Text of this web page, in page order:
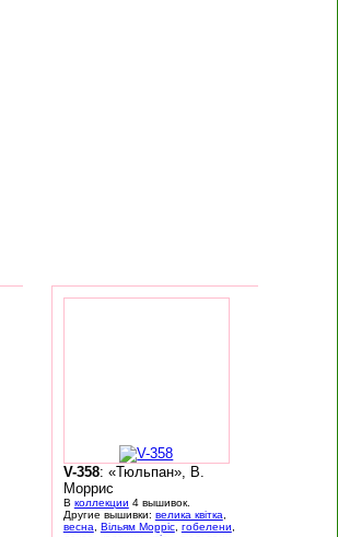
V-358: «Тюльпан», В.
Моррис
В коллекции 4 вышивок.
Другие вышивки: велика квітка,
весна, Вільям Морріс, гобелени,